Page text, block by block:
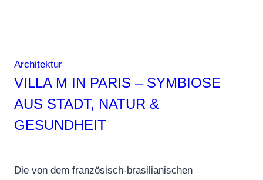
Architektur
VILLA M IN PARIS – SYMBIOSE
AUS STADT, NATUR &
GESUNDHEIT
Die von dem französisch-brasilianischen